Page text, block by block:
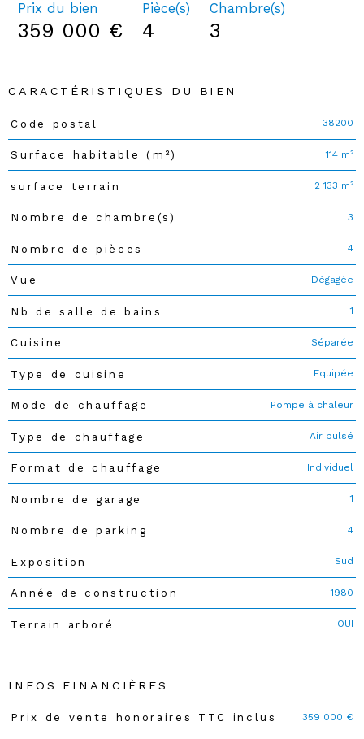
Prix du bien
359 000 €
Pièce(s)
4
Chambre(s)
3
CARACTÉRISTIQUES DU BIEN
Caractéristiques
Code postal 38200
Surface habitable (m²) 114 m²
surface terrain 2 133 m²
Nombre de chambre(s) 3
Nombre de pièces 4
Vue Dégagée
Nb de salle de bains 1
Cuisine Séparée
Type de cuisine Equipée
Mode de chauffage Pompe à chaleur
Type de chauffage Air pulsé
Format de chauffage Individuel
Nombre de garage 1
Nombre de parking 4
Exposition Sud
Année de construction 1980
Terrain arboré OUI
INFOS FINANCIÈRES
Caractéristiques Valeurs
Prix de vente honoraires TTC inclus 359 000 €